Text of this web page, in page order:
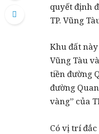
quyết định
TP. Vũng
Khu đất
Vũng Tàu
tiền đường
đường
vàng” của
Có vị trí